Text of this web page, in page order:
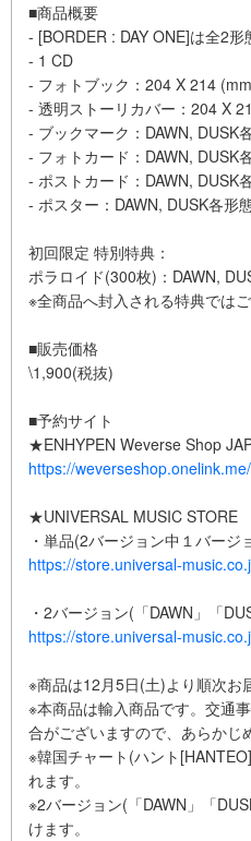
■商品概要
- [BORDER : DAY ONE]は全2形
- 1 CD
- フォトブック：204 X 214
- 透明ストーリカバー：204 X
- ブックマーク：DAWN, DUSK
- フォトカード：DAWN, DUSK
- ポストカード：DAWN, DUSK
- ポスター：DAWN, DUSK各形
初回限定 特別特典：
ポラロイド(300枚)：DAWN,
※全商品へ封入される特典では
■販売価格
\1,900(税抜)
■予約サイト
★ENHYPEN Weverse Shop
https://
★UNIVERSAL MUSIC STORE
・単品(2バージョン中１バージ
https://store.universal-
・2バージョン(「DAWN」「
https://store.universal-
※商品は12月5日(土)より順次お
※本商品は輸入商品です。交通
合がございますので、あらかじ
※韓国チャート(ハント
れます。
※2バージョン(「DAWN」「
けます。